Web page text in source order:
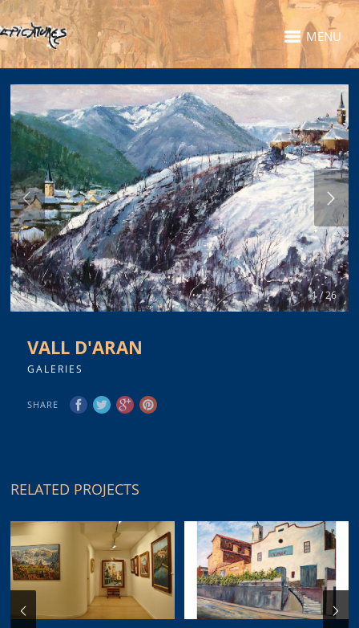
MENU
1 / 26
VALL D'ARAN
GALERIES
SHARE
RELATED PROJECTS